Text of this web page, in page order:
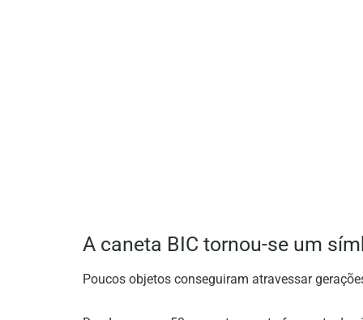
A caneta BIC tornou-se um
Poucos objetos conseguiram atravessar